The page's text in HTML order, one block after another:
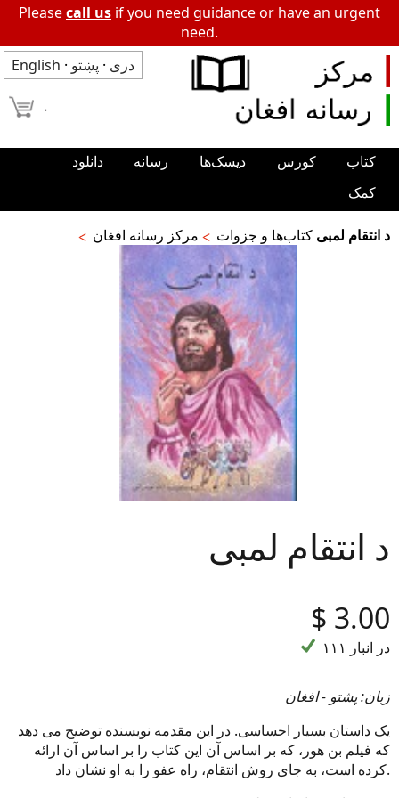
Pleasecall us if you need guidance or have an urgent
need.
English · دری · پښتو
۰
کتاب کورس دیسک‌ها رسانه
دانلود
کمک
مرکز رسانه افغان کتاب‌ها و جزوات د انتقام لمبى
د انتقام لمبى
‎$ 3.00
۱۱۱ در انبار
زبان: پشتو - افغان
یک داستان بسیار احساسی. در این مقدمه نویسنده توضیح می دهد
که فیلم بن هور، که بر اساس آن این کتاب را بر اساس آن ارائه
کرده است، به جای روش انتقام، راه عفو را به او نشان داد.